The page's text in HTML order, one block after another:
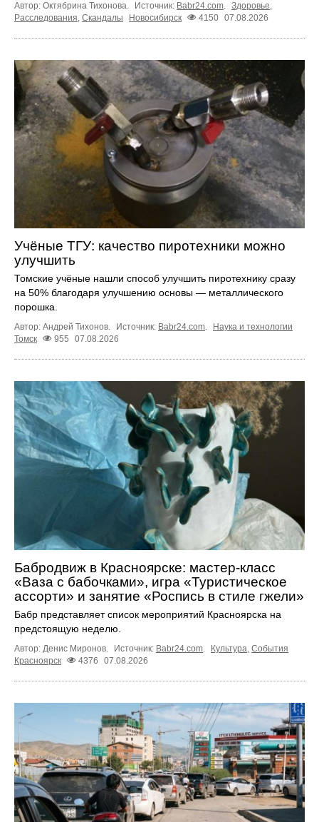
Автор: Октябрина Тихонова. Источник: Babr24.com Здоровье
Расследования Скандалы Новосибирск 4150 07.08.2026
Учёные ТГУ: качество пиротехники можно
улучшить
Томские учёные нашли способ улучшить пиротехнику сразу
на 50% благодаря улучшению основы — металлического
порошка.
Автор: Андрей Тихонов. Источник: Babr24.com.
Наука и технологии
Томск
955 07.08.2026
Бабродвиж в Красноярске: мастер-класс
«Ваза с бабочками», игра «Туристическое
ассорти» и занятие «Роспись в стиле гжели»
Бабр представляет список мероприятий Красноярска на
предстоящую неделю.
Автор: Денис Миронов. Источник: Babr24.com. Культура, События
Красноярск
4376 07.08.2026